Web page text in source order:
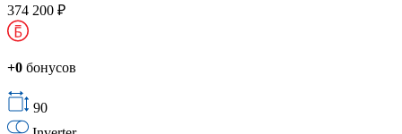
374 200 ₽
+0 бонусов
90